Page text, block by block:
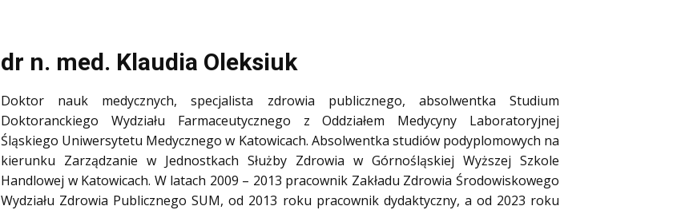
dr n. med. Klaudia Oleksiuk
Doktor nauk medycznych, specjalista zdrowia publicznego, absolwentka Studium
Doktoranckiego Wydziału Farmaceutycznego z Oddziałem Medycyny Laboratoryjnej
Śląskiego Uniwersytetu Medycznego w Katowicach. Absolwentka studiów podyplomowych na
kierunku Zarządzanie w Jednostkach Służby Zdrowia w Górnośląskiej Wyższej Szkole
Handlowej w Katowicach. W latach 2009 – 2013 pracownik Zakładu Zdrowia Środowiskowego
Wydziału Zdrowia Publicznego SUM, od 2013 roku pracownik dydaktyczny, a od 2023 roku